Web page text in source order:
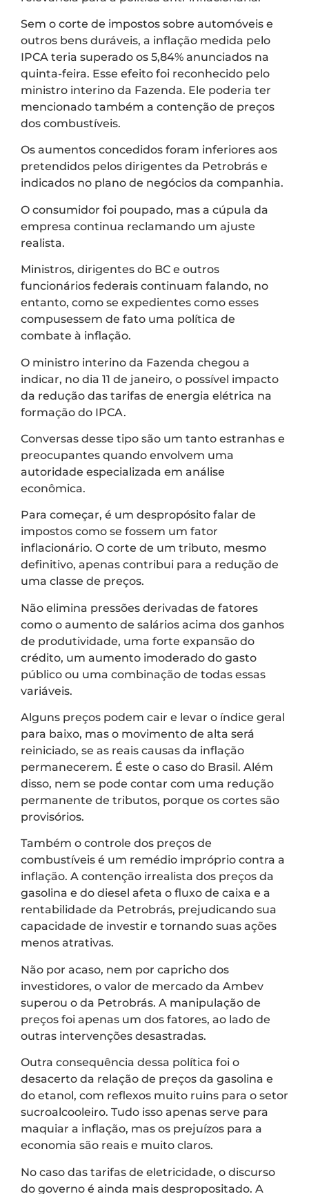
Sem o corte de impostos sobre automóveis e
outros bens duráveis, a inflação medida pelo
IPCA teria superado os 5,84% anunciados na
quinta-feira. Esse efeito foi reconhecido pelo
ministro interino da Fazenda. Ele poderia ter
mencionado também a contenção de preços
dos combustíveis.
Os aumentos concedidos foram inferiores aos
pretendidos pelos dirigentes da Petrobrás e
indicados no plano de negócios da companhia.
O consumidor foi poupado, mas a cúpula da
empresa continua reclamando um ajuste
realista.
Ministros, dirigentes do BC e outros
funcionários federais continuam falando, no
entanto, como se expedientes como esses
compusessem de fato uma política de
combate à inflação.
O ministro interino da Fazenda chegou a
indicar, no dia 11 de janeiro, o possível impacto
da redução das tarifas de energia elétrica na
formação do IPCA.
Conversas desse tipo são um tanto estranhas e
preocupantes quando envolvem uma
autoridade especializada em análise
econômica.
Para começar, é um despropósito falar de
impostos como se fossem um fator
inflacionário. O corte de um tributo, mesmo
definitivo, apenas contribui para a redução de
uma classe de preços.
Não elimina pressões derivadas de fatores
como o aumento de salários acima dos ganhos
de produtividade, uma forte expansão do
crédito, um aumento imoderado do gasto
público ou uma combinação de todas essas
variáveis.
Alguns preços podem cair e levar o índice geral
para baixo, mas o movimento de alta será
reiniciado, se as reais causas da inflação
permanecerem. É este o caso do Brasil. Além
disso, nem se pode contar com uma redução
permanente de tributos, porque os cortes são
provisórios.
Também o controle dos preços de
combustíveis é um remédio impróprio contra a
inflação. A contenção irrealista dos preços da
gasolina e do diesel afeta o fluxo de caixa e a
rentabilidade da Petrobrás, prejudicando sua
capacidade de investir e tornando suas ações
menos atrativas.
Não por acaso, nem por capricho dos
investidores, o valor de mercado da Ambev
superou o da Petrobrás. A manipulação de
preços foi apenas um dos fatores, ao lado de
outras intervenções desastradas.
Outra consequência dessa política foi o
desacerto da relação de preços da gasolina e
do etanol, com reflexos muito ruins para o setor
sucroalcooleiro. Tudo isso apenas serve para
maquiar a inflação, mas os prejuízos para a
economia são reais e muito claros.
No caso das tarifas de eletricidade, o discurso
do governo é ainda mais despropositado. A